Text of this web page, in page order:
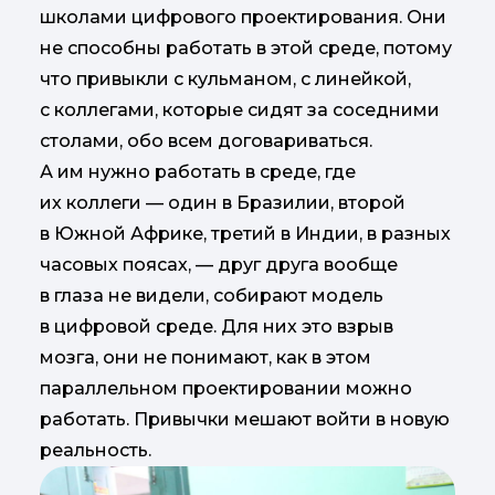
школами цифрового проектирования. Они
не способны работать в этой среде, потому
что привыкли с кульманом, с линейкой,
с коллегами, которые сидят за соседними
столами, обо всем договариваться.
А им нужно работать в среде, где
их коллеги — один в Бразилии, второй
в Южной Африке, третий в Индии, в разных
часовых поясах, — друг друга вообще
в глаза не видели, собирают модель
в цифровой среде. Для них это взрыв
мозга, они не понимают, как в этом
параллельном проектировании можно
работать. Привычки мешают войти в новую
реальность.